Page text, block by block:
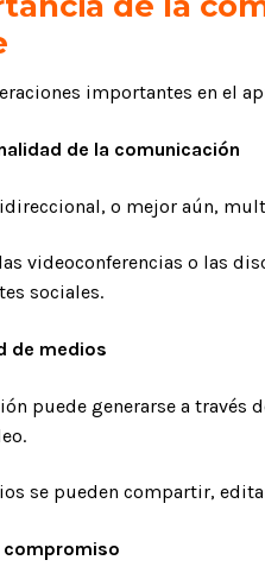
importantes en el
de la comunicación
o mejor aún,
videoconferencias o las
sociales.
de medios
puede generarse a
se pueden compartir,
compromiso